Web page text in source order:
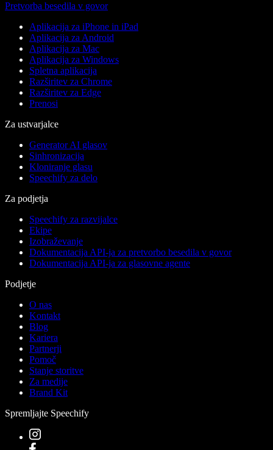
Pretvorba besedila v govor
Aplikacija za iPhone in iPad
Aplikacija za Android
Aplikacija za Mac
Aplikacija za Windows
Spletna aplikacija
Razširitev za Chrome
Razširitev za Edge
Prenosi
Za ustvarjalce
Generator AI glasov
Sinhronizacija
Kloniranje glasu
Speechify za delo
Za podjetja
Speechify za razvijalce
Ekipe
Izobraževanje
Dokumentacija API-ja za pretvorbo besedila v govor
Dokumentacija API-ja za glasovne agente
Podjetje
O nas
Kontakt
Blog
Kariera
Partnerji
Pomoč
Stanje storitve
Za medije
Brand Kit
Spremljajte Speechify